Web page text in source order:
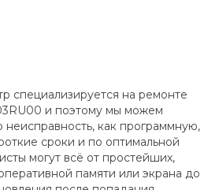
специализируется на ремонте
и поэтому мы можем
неисправность, как программную,
сроки и по оптимальной
могут всё от простейших,
памяти или экрана до